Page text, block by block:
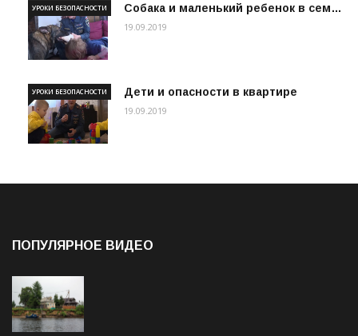
Собака и маленький ребенок в сем…
УРОКИ БЕЗОПАСНОСТИ
19.09.2019
Дети и опасности в квартире
УРОКИ БЕЗОПАСНОСТИ
19.09.2019
ПОПУЛЯРНОЕ ВИДЕО